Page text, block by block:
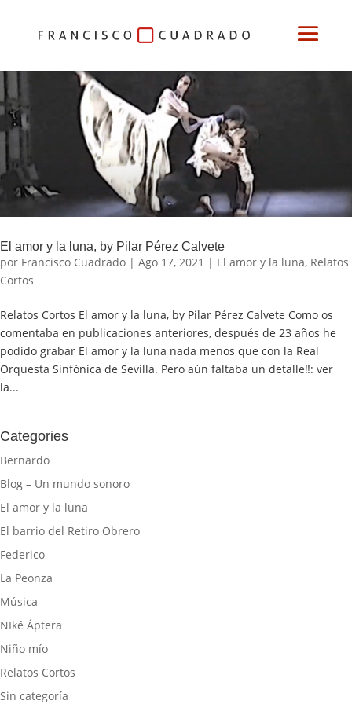
El amor y la luna, by Pilar Pérez Calvete
por Francisco Cuadrado | Ago 17, 2021 | El amor y la luna, Relatos
Cortos
Relatos Cortos El amor y la luna, by Pilar Pérez Calvete Como os
comentaba en publicaciones anteriores, después de 23 años he
podido grabar El amor y la luna nada menos que con la Real
Orquesta Sinfónica de Sevilla. Pero aún faltaba un detalle‼️: ver
la...
Categories
Bernardo
Blog – Un mundo sonoro
El amor y la luna
El barrio del Retiro Obrero
Federico
La Peonza
Música
NIké Áptera
Niño mío
Relatos Cortos
Sin categoría